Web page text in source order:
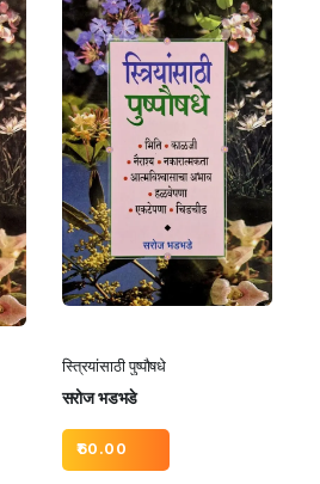
स्त्रियांसाठी पुष्पौषधे
सरोज भडभडे
60.00